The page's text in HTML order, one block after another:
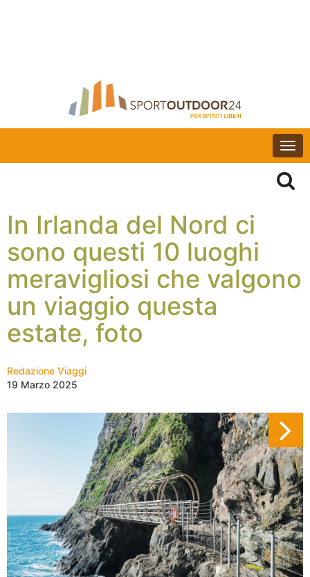
In Irlanda del Nord ci
sono questi 10 luoghi
meravigliosi che valgono
un viaggio questa
estate, foto
Redazione Viaggi
19 Marzo 2025